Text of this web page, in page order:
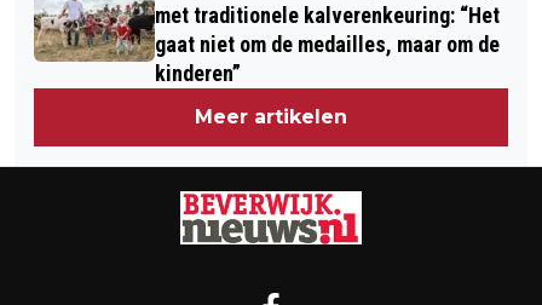
met traditionele kalverenkeuring: “Het
gaat niet om de medailles, maar om de
kinderen”
Meer artikelen